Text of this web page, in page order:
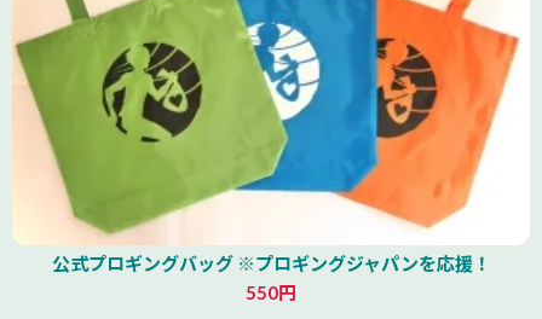
公式プロギングバッグ ※プロギングジャパンを応援！
550円